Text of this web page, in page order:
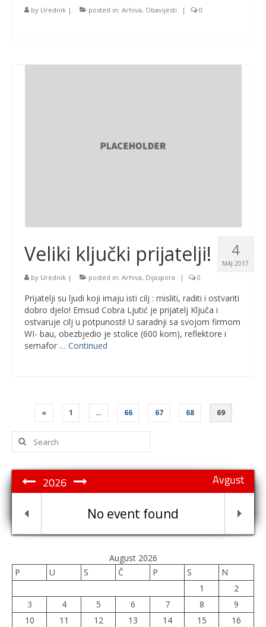
by Urednik | posted in: Arhiva, Obavijesti | 0
4
MAJ 2017
Veliki ključki prijatelji!
by Urednik | posted in: Arhiva, Dijaspora | 0
Prijatelji su ljudi koji imaju isti cilj : misliti, raditi i ostvariti
dobro djelo! Emsud Cobra Ljutić je prijatelj Ključa i
ostvaruje cilj u potpunosti! U saradnji sa svojom firmom
WI- bau, obezbjedio je stolice (600 kom), reflektore i
semafor … Continued
Posts
pagination
« 1 … 66 67 68 69
Search
for:
Avgust
2026
No event found
August 2026
P
U S Č P S
N
1
2
3
4 5 6 7 8
9
10
11 12 13 14 15
16